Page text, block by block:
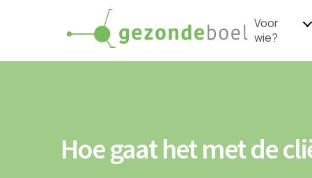
Voor
wie?
Hoe gaat het met de